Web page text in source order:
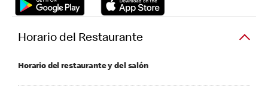
Horario del Restaurante
Horario del restaurante y del salón